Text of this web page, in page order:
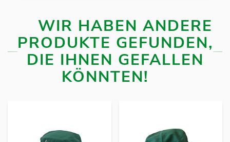
WIR HABEN ANDERE
PRODUKTE GEFUNDEN,
DIE IHNEN GEFALLEN
KÖNNTEN!